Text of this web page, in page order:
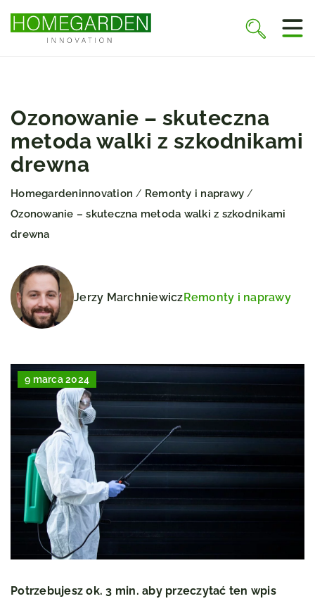
Ozonowanie – skuteczna
metoda walki z szkodnikami
drewna
Homegardeninnovation / Remonty i naprawy /
Ozonowanie – skuteczna metoda walki z szkodnikami
drewna
Jerzy MarchniewiczRemonty i naprawy
9 marca 2024
Potrzebujesz ok. 3 min. aby przeczytać ten wpis